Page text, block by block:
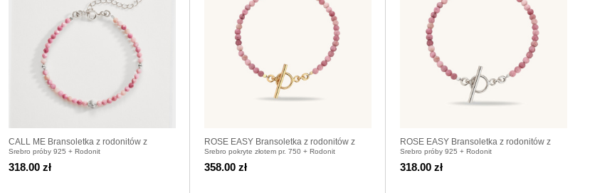
CALL ME Bransoletka z rodonitów z
kuleczką srebrną
Srebro próby 925 + Rodonit
318.00 zł
ROSE EASY Bransoletka z rodonitów z
zapięciem pozłacanym
Srebro pokryte złotem pr. 750 + Rodonit
358.00 zł
ROSE EASY Bransoletka z rodonitów z
zapięciem srebrnym
Srebro próby 925 + Rodonit
318.00 zł